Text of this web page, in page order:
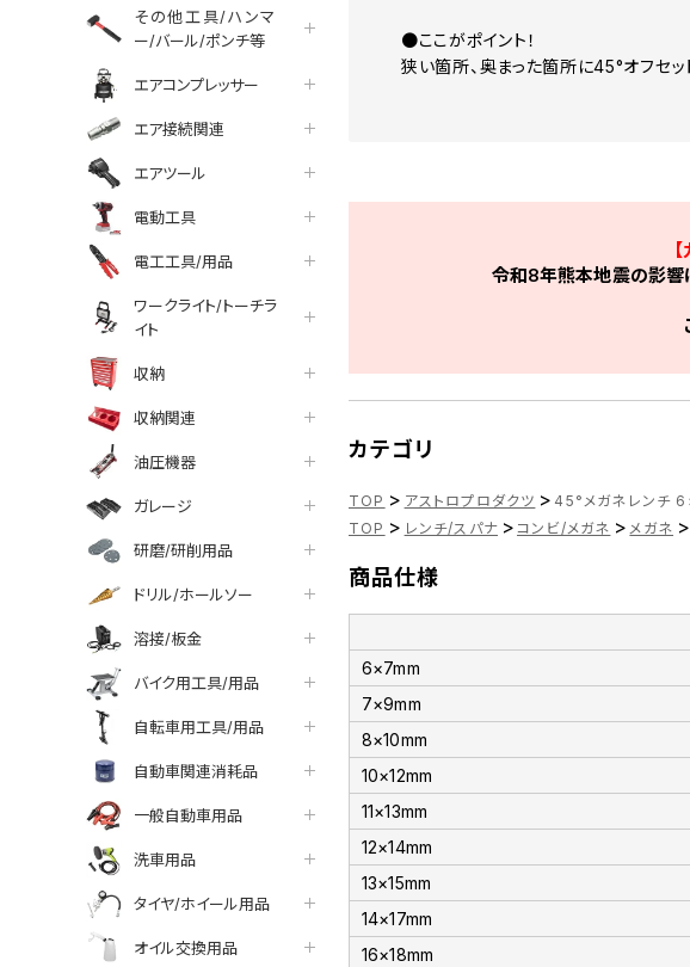
その他工具/ハンマ
ー/バール/ポンチ等
エアコンプレッサー
エア接続関連
エアツール
電動工具
電工工具/用品
ワークライト/トーチラ
イト
収納
収納関連
油圧機器
ガレージ
研磨/研削用品
ドリル/ホールソー
溶接/板金
バイク用工具/用品
自転車用工具/用品
自動車関連消耗品
一般自動車用品
洗車用品
タイヤ/ホイール用品
オイル交換用品
●ここがポイント！
狭い箇所、奥まった箇所に45°オフセッ
令和8年熊本地震の影響
カテゴリ
TOP > アストロプロダクツ > 45°メガネレンチ
TOP > レンチ/スパナ > コンビ/メガネ > メガネ >
商品仕様
6×7mm
7×9mm
8×10mm
10×12mm
11×13mm
12×14mm
13×15mm
14×17mm
16×18mm